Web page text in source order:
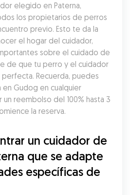
elegido en Paterna,
los propietarios de perros
previo. Esto te da la
el hogar del cuidador,
sobre el cuidado de
de que tu perro y el cuidador
perfecta. Recuerda, puedes
en Gudog en cualquier
reembolso del 100% hasta 3
la reserva.
un cuidador de
que se adapte
específicas de